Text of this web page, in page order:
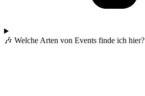
🎶 Welche Arten von Events finde ich hier?